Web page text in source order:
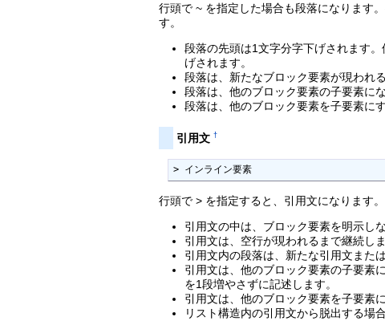
行頭で ~ を指定した場合も段落になります
す。
段落の先頭は1文字分字下げされます
げされます。
段落は、新たなブロック要素が現われ
段落は、他のブロック要素の子要素に
段落は、他のブロック要素を子要素に
引用文 †
> インライン要素
行頭で > を指定すると、引用文になります
引用文の中は、ブロック要素を明示し
引用文は、空行が現われるまで継続しま
引用文内の段落は、新たな引用文また
引用文は、他のブロック要素の子要素
を1段増やさずに記述します。
引用文は、他のブロック要素を子要素
リスト構造内の引用文から脱出する場